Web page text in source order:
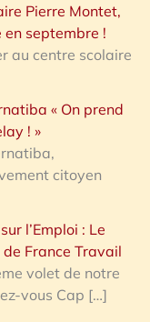
Pierre Montet,
en septembre !
au centre scolaire
« On prend
! »
citoyen
l’Emploi : Le
France Travail
volet de notre
vous Cap […]